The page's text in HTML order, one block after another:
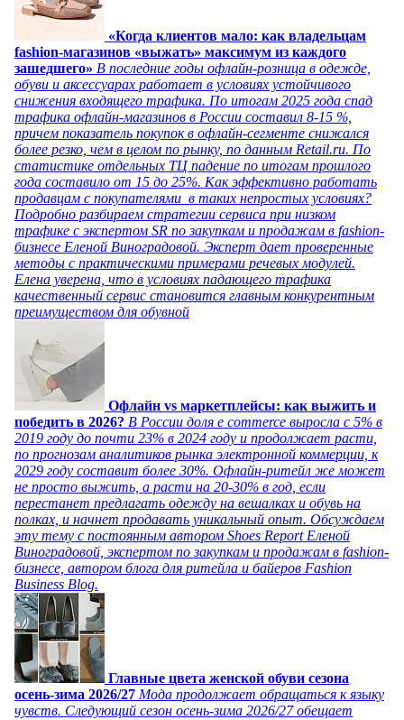
«Когда клиентов мало: как владельцам
fashion-магазинов «выжать» максимум из каждого
зашедшего» В последние годы офлайн-розница в одежде,
обуви и аксессуарах работает в условиях устойчивого
снижения входящего трафика. По итогам 2025 года спад
трафика офлайн-магазинов в России составил 8-15 %,
причем показатель покупок в офлайн-сегменте снижался
более резко, чем в целом по рынку, по данным Retail.ru. По
статистике отдельных ТЦ падение по итогам прошлого
года составило от 15 до 25%. Как эффективно работать
продавцам с покупателями в таких непростых условиях?
Подробно разбираем стратегии сервиса при низком
трафике с экспертом SR по закупкам и продажам в fashion-
бизнесе Еленой Виноградовой. Эксперт дает проверенные
методы с практическими примерами речевых модулей.
Елена уверена, что в условиях падающего трафика
качественный сервис становится главным конкурентным
преимуществом для обувной
Офлайн vs маркетплейсы: как выжить и
победить в 2026? В России доля e commerce выросла с 5% в
2019 году до почти 23% в 2024 году и продолжает расти,
по прогнозам аналитиков рынка электронной коммерции, к
2029 году составит более 30%. Офлайн-ритейл же может
не просто выжить, а расти на 20-30% в год, если
перестанет предлагать одежду на вешалках и обувь на
полках, и начнет продавать уникальный опыт. Обсуждаем
эту тему с постоянным автором Shoes Report Еленой
Виноградовой, экспертом по закупкам и продажам в fashion-
бизнесе, автором блога для ритейла и байеров Fashion
Business Blog.
Главные цвета женской обуви сезона
осень-зима 2026/27 Мода продолжает обращаться к языку
чувств. Следующий сезон осень-зима 2026/27 обещает